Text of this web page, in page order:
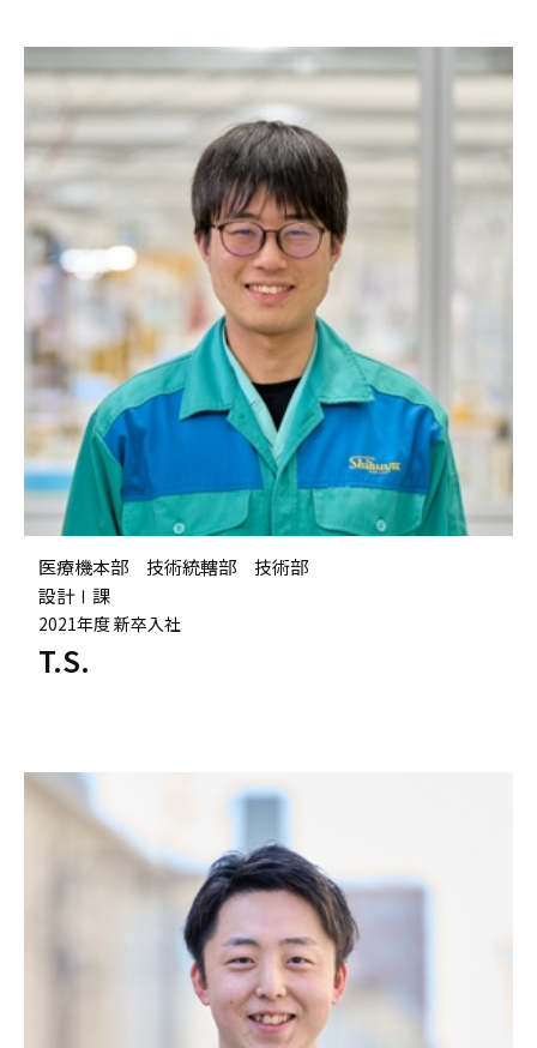
医療機本部 技術統轄部 技術部
設計Ⅰ課
2021年度 新卒入社
T.S.